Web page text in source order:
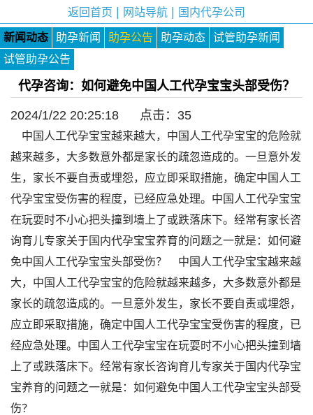
返回首页 网站导航 国内代孕公司
新闻动态 助孕新闻 助孕公告 助孕动态
试管助孕新闻
试管助孕公告
代孕咨询：如何避免中国人工代孕宝宝头部受伤？
2024/1/22 20:25:18 点击： 35
中国人工代孕宝宝越来越大，中国人工代孕宝宝的危险就
越来越多，大多数意外都是家长的疏忽造成的。一旦意外发
生，家长不要自责或埋怨，应立即采取措施，确定中国人工
代孕宝宝受伤害的程度，已经应急处理。中国人工代孕宝宝
在玩耍时不小心把头撞到墙上了或跌落床下。经常有家长咨
询育儿专家关于国内代孕宝宝养育的问题之一就是：如何避
免中国人工代孕宝宝头部受伤？ 中国人工代孕宝宝越来越
大，中国人工代孕宝宝的危险就越来越多，大多数意外都是
家长的疏忽造成的。一旦意外发生，家长不要自责或埋怨，
应立即采取措施，确定中国人工代孕宝宝受伤害的程度，已
经应急处理。中国人工代孕宝宝在玩耍时不小心把头撞到墙
上了或跌落床下。经常有家长咨询育儿专家关于国内代孕宝
宝养育的问题之一就是：如何避免中国人工代孕宝宝头部受
伤？